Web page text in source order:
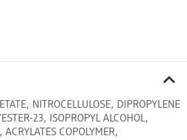
NITROCELLULOSE, DIPROPYLENE
23, ISOPROPYL ALCOHOL,
ACRYLATES COPOLYMER,